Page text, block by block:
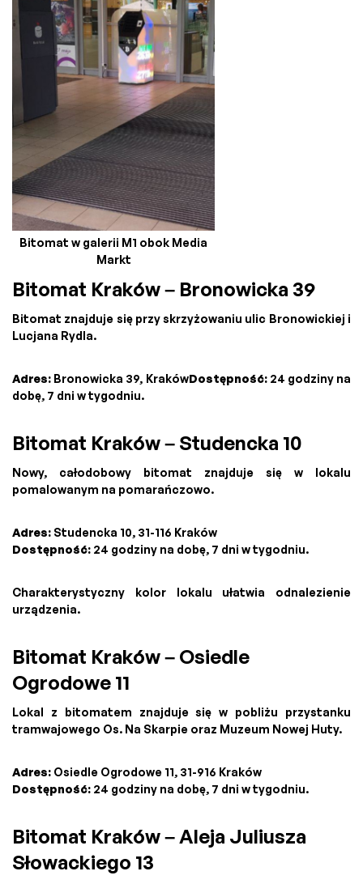
Bitomat w galerii M1 obok Media
Markt
Bitomat Kraków – Bronowicka 39
Bitomat znajduje się przy skrzyżowaniu ulic Bronowickiej i
Lucjana Rydla.
Adres: Bronowicka 39, KrakówDostępność:24 godziny na
dobę, 7 dni w tygodniu.
Bitomat Kraków – Studencka 10
Nowy, całodobowy bitomat znajduje się w lokalu
pomalowanym na pomarańczowo.
Adres: Studencka 10, 31-116 Kraków
Dostępność: 24 godziny na dobę, 7 dni w tygodniu.
Charakterystyczny kolor lokalu ułatwia odnalezienie
urządzenia.
Bitomat Kraków – Osiedle
Ogrodowe 11
Lokal z bitomatem znajduje się w pobliżu przystanku
tramwajowego Os. Na Skarpie oraz Muzeum Nowej Huty.
Adres: Osiedle Ogrodowe 11, 31-916 Kraków
Dostępność: 24 godziny na dobę, 7 dni w tygodniu.
Bitomat Kraków – Aleja Juliusza
Słowackiego 13